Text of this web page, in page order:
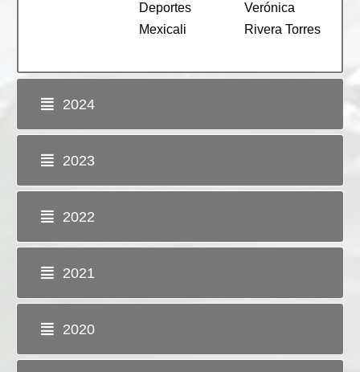
Deportes
Mexicali
Verónica
Rivera Torres
2024
2023
2022
2021
2020